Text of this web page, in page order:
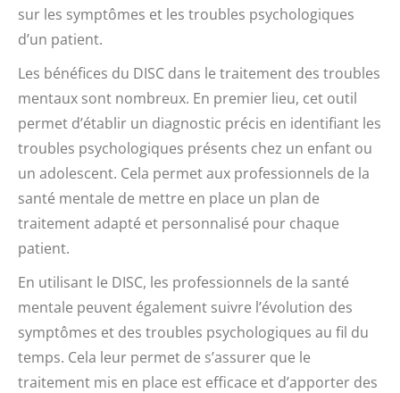
sur les symptômes et les troubles psychologiques
d’un patient.
Les bénéfices du DISC dans le traitement des troubles
mentaux sont nombreux. En premier lieu, cet outil
permet d’établir un diagnostic précis en identifiant les
troubles psychologiques présents chez un enfant ou
un adolescent. Cela permet aux professionnels de la
santé mentale de mettre en place un plan de
traitement adapté et personnalisé pour chaque
patient.
En utilisant le DISC, les professionnels de la santé
mentale peuvent également suivre l’évolution des
symptômes et des troubles psychologiques au fil du
temps. Cela leur permet de s’assurer que le
traitement mis en place est efficace et d’apporter des